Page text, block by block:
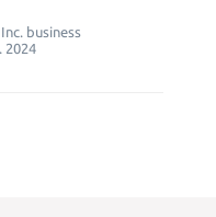
business
2024